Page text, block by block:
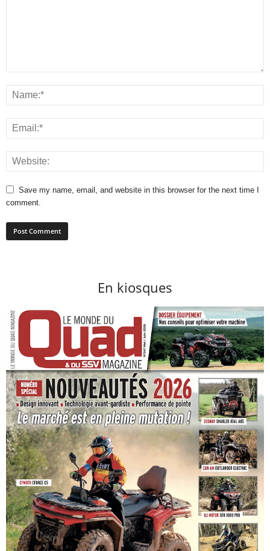
Save my name, email, and website in this browser for the next time I
comment.
En kiosques